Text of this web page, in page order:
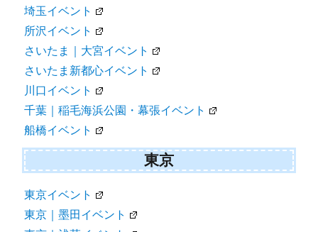
埼玉イベント
所沢イベント
さいたま｜大宮イベント
さいたま新都心イベント
川口イベント
千葉｜稲毛海浜公園・幕張イベント
船橋イベント
東京
東京イベント
東京｜墨田イベント